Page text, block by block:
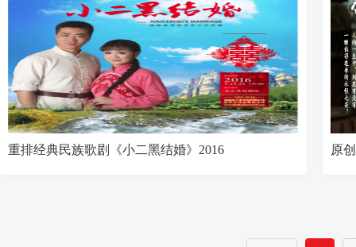
重排经典民族歌剧《小二黑结婚》2016 原